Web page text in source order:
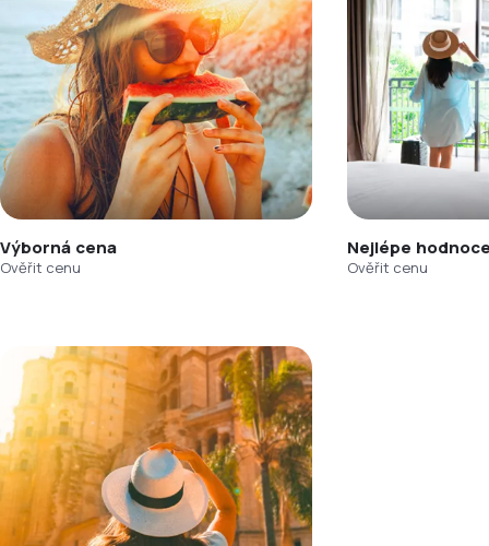
Výborná cena
Ověřit cenu
Nejlépe
Ověřit cenu